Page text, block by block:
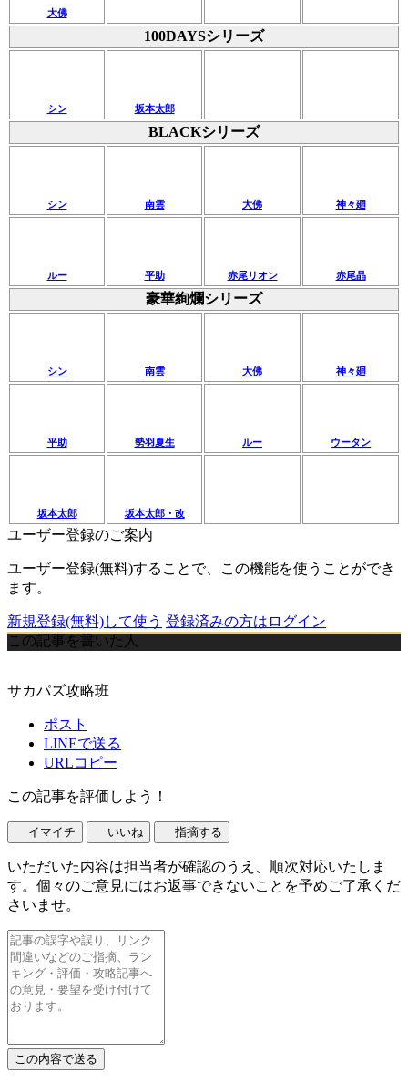
大佛
100DAYSシリーズ
シン 坂本太郎
BLACKシリーズ
シン 南雲 大佛 神々廻
ルー 平助 赤尾リオン 赤尾晶
豪華絢爛シリーズ
シン 南雲 大佛 神々廻
平助 勢羽夏生 ルー ウータン
坂本太郎 坂本太郎・改
ユーザー登録のご案内
ユーザー登録(無料)することで、この機能を使うことができ
ます。
新規登録(無料)して使う 登録済みの方はログイン
この記事を書いた人
サカパズ攻略班
ポスト
LINEで送る
URLコピー
この記事を評価しよう！
イマイチ いいね 指摘する
いただいた内容は担当者が確認のうえ、順次対応いたしま
す。個々のご意見にはお返事できないことを予めご了承くだ
さいませ。